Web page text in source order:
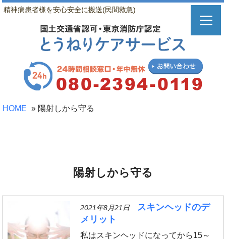
精神病患者様を安心安全に搬送(民間救急)
HOME » 陽射しから守る
陽射しから守る
2021年8月21日
スキンヘッドのデ
メリット
私はスキンヘッドになってから15～